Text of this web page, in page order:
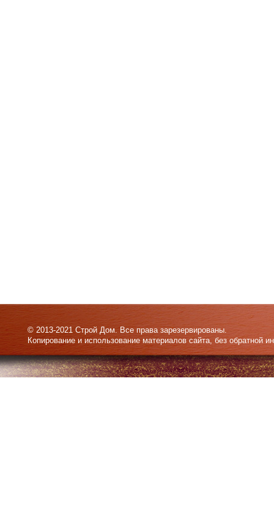
© 2013-2021 Строй Дом. Все права зарезервированы.
Копирование и использование материалов сайта, без обратной